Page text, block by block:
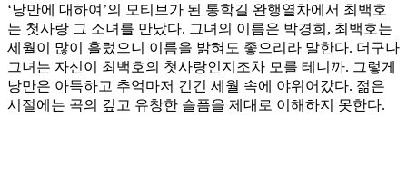
‘낭만에 대하여’의 모티브가 된 통학길 완행열차에서 최백호
는 첫사랑 그 소녀를 만났다. 그녀의 이름은 박경희, 최백호는
세월이 많이 흘렀으니 이름을 밝혀도 좋으리라 말한다. 더구나
그녀는 자신이 최백호의 첫사랑인지조차 모를 테니까. 그렇게
낭만은 아득하고 추억마저 긴긴 세월 속에 야위어갔다. 젊은
시절에는 곡의 깊고 유창한 슬픔을 제대로 이해하지 못한다.